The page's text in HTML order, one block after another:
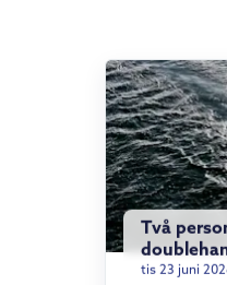
Två
tis 23 juni